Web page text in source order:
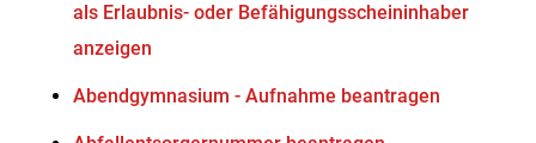
als Erlaubnis- oder Befähigungsscheininhaber
anzeigen
Abendgymnasium - Aufnahme beantragen